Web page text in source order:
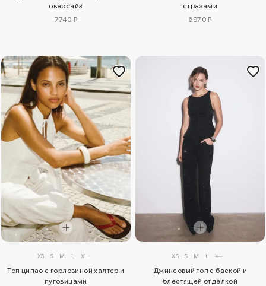
оверсайз
7740 ₽
стразами
6970 ₽
XS S M L XL
Топ ципао с горловиной халтер и
пуговицами
XS S M L XL
Джинсовый топ с баской и
блестящей отделкой